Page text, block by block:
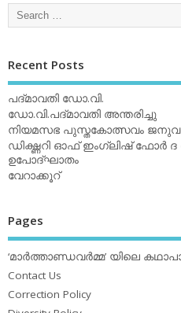
Recent Posts
പദ്മാവതി ഡോ.വി.
ഡോ.വി.പദ്മാവതി അന്തരിച്ചു
നിയമസഭ പുസ്തകോത്സവം
ഡിക്ഷ്ണറി ഓഫ് ഇംഗ്ലിഷ് ഫോര്‍
ഉപോദ്ഘാതം
വേറാക്കൂറ്
Pages
‘മാര്‍ത്താണ്ഡവര്‍മ്മ’ യിലെ
Contact Us
Correction Policy